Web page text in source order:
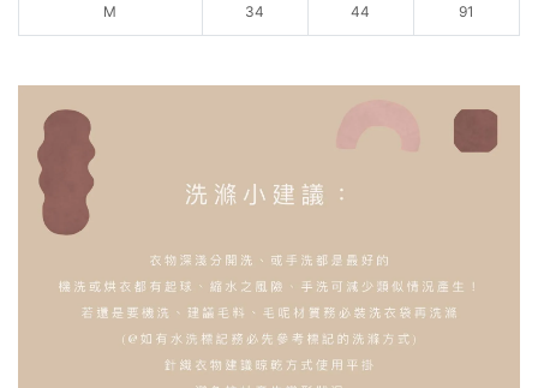
M 34 44 91